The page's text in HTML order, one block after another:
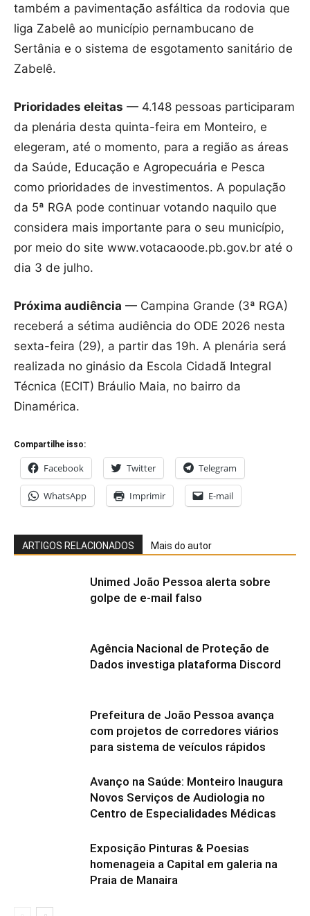
também a pavimentação asfáltica da rodovia que
liga Zabelê ao município pernambucano de
Sertânia e o sistema de esgotamento sanitário de
Zabelê.
Prioridades eleitas — 4.148 pessoas participaram
da plenária desta quinta-feira em Monteiro, e
elegeram, até o momento, para a região as áreas
da Saúde, Educação e Agropecuária e Pesca
como prioridades de investimentos. A população
da 5ª RGA pode continuar votando naquilo que
considera mais importante para o seu município,
por meio do site www.votacaoode.pb.gov.br até o
dia 3 de julho.
Próxima audiência — Campina Grande (3ª RGA)
receberá a sétima audiência do ODE 2026 nesta
sexta-feira (29), a partir das 19h. A plenária será
realizada no ginásio da Escola Cidadã Integral
Técnica (ECIT) Bráulio Maia, no bairro da
Dinamérica.
Compartilhe isso:
Facebook Twitter Telegram
WhatsApp Imprimir E-mail
ARTIGOS RELACIONADOS Mais do autor
Unimed João Pessoa alerta sobre
golpe de e-mail falso
Agência Nacional de Proteção de
Dados investiga plataforma Discord
Prefeitura de João Pessoa avança
com projetos de corredores viários
para sistema de veículos rápidos
Avanço na Saúde: Monteiro Inaugura
Novos Serviços de Audiologia no
Centro de Especialidades Médicas
Exposição Pinturas & Poesias
homenageia a Capital em galeria na
Praia de Manaira